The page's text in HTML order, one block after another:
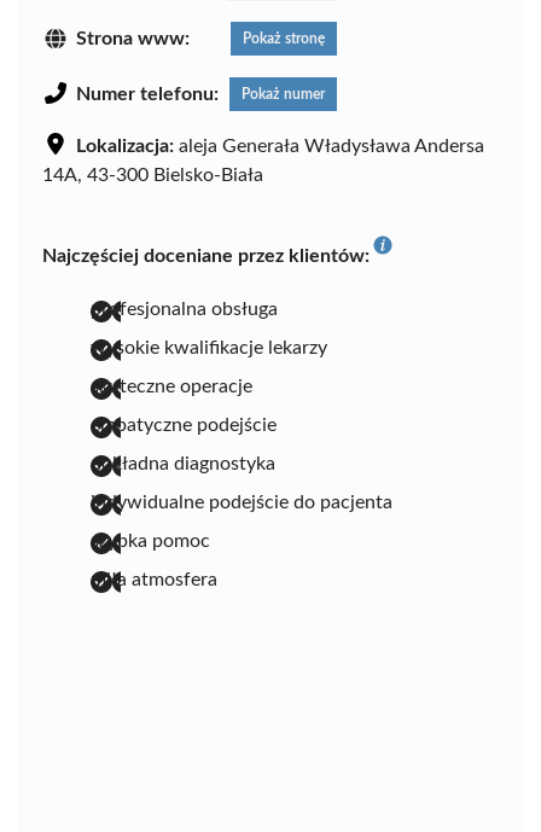
Strona www: Pokaż stronę
Numer telefonu: Pokaż numer
Lokalizacja: aleja Generała Władysława Andersa
14A, 43-300 Bielsko-Biała
Najczęściej doceniane przez klientów:
profesjonalna obsługa
wysokie kwalifikacje lekarzy
skuteczne operacje
empatyczne podejście
dokładna diagnostyka
indywidualne podejście do pacjenta
szybka pomoc
miła atmosfera